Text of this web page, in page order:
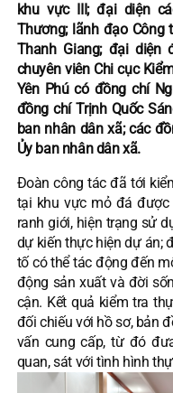
khu vực III; đại diện
Thương; lãnh đạo Công
Thanh Giang; đại
chuyên viên Chi cục
Yên Phú có đồng chí
đồng chí Trịnh Quốc
ban nhân dân xã; các
Ủy ban nhân dân xã.
Đoàn công tác đã tới
tại khu vực mỏ đá được
ranh giới, hiện trạng sử
dự kiến thực hiện dự án;
tố có thể tác động đến
động sản xuất và đời
cận. Kết quả kiểm tra
đối chiếu với hồ sơ, bản
vấn cung cấp, từ đó
quan, sát với tình hình